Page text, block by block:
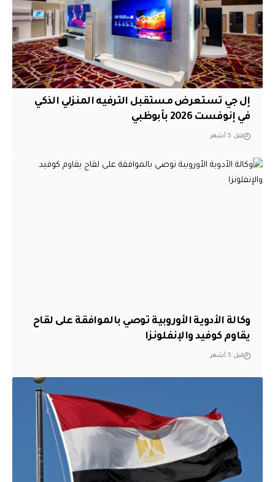
إل جي تستعرض مستقبل الترفيه المنزلي الذكي
في إنوفست 2026 بأبوظبي
قبل 5 أشهر
وكالة الأدوية الأوروبية توصي بالموافقة على لقاح
يقاوم كوفيد والإنفلونزا
قبل 5 أشهر